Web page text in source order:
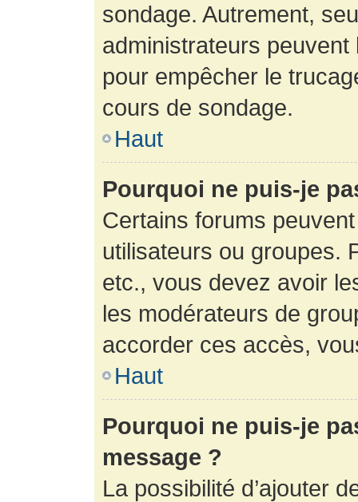
sondage. Autrement,
administrateurs
pour empêcher le
cours de sondage.
Haut
Pourquoi ne puis-je
Certains forums
utilisateurs ou groupes.
etc., vous devez avoir
les modérateurs de
accorder ces accès,
Haut
Pourquoi ne puis-je
message ?
La possibilité d’ajouter